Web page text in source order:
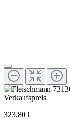
Verkaufspreis:
323,80 €